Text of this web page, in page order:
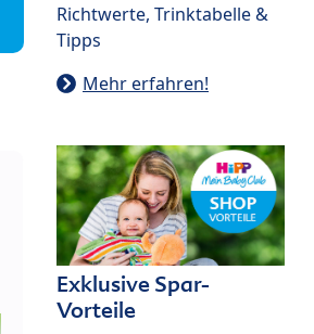
Richtwerte, Trinktabelle &
Tipps
Mehr erfahren!
Exklusive Spar-
Vorteile